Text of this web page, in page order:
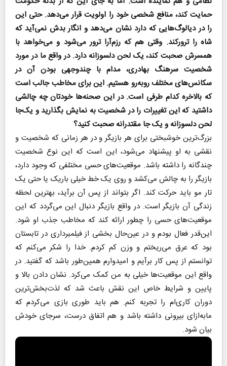
حمایت کند، منافع شخصی خود را اولویت قرار می‌دهد. حتی این
را در دیالوگ‌هایی که دارد نشان می‌دهد و انگار بدش نمی‌آید که
شاه را ترورکند. وقتی هم که رزم‌آرا ترور می‌شود و می‌خواهد با
همسرش صحبت کند، یک لحن دلسوزانه دارد. در واقع ما در مورد
شخصیت سرهنگ بهادری، مدام با چند‌وجهی بودن آن در
سکانس‌‌های مختلف روبه‌رو هستیم. این برای مخاطب جالب است
که بالاخره کدام طرفی است. در این صحنه‌ها خودتان چه چالشی
داشتید که این تغییرات را در شخصیت به نمایش بگذارید و یک‌جا
لحن دلسوزانه و یک ‌جا مقتدرانه صحبت کنید؟
بزرگ‌ترین خوشبختی برای هر بازیگر و در هر زمانی که شخصیت و
نقشی به او پیشنهاد می‌شود، این است که این نوع شخصیت
چندگانه را داشته باشد. موقعیت‌های حسی مختلفی که وجود دارد،
بازیگر را به چالش می‌کشد و روی یک خط خیلی باریک یا حتی یک
تار مو باید حرکت کند. اگر بتواند از پس آن برآید، بهترین لحظه
زندگی آن بازیگر است. در واقع بازیگر دنبال این می‌گردد که این
موقعیت‌های حسی را چطور ارائه کند که مخاطب جذب او شود.
این‌قدر فعال بودم و در عین‌حال بخشی از فیلمبرداری در تابستان
بود که عرق می‌ریختم و وزن کم کردم. خدا را شکر می‌کنم که
توانستم از پس کار برآیم و امیدوارم همین‌طور باشد که گفتید. در
واقع این موقعیت‌ها خیلی به من کمک می‌کرد. نشان دادن بالا و
پایین و شرایط خاص این نقش باعث شد که لذت‌بخش‌ترین
دوران کاری‌ام را تجربه کنم. هم باید طوری بازی می‌کردم که
مابه‌ازای بیرونی داشته باشد و هم اتفاق درست، سرجای خودش
بیان شود.